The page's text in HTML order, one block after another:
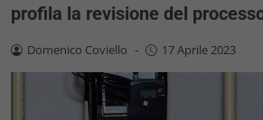
profila la revisione del
Domenico Coviello - 17 Aprile 2023